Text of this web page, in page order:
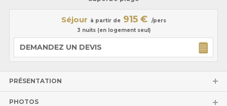
Séjour à partir de 915 €
/pers
3 nuits (en logement seul)
DEMANDEZ UN DEVIS
PRÉSENTATION
PHOTOS